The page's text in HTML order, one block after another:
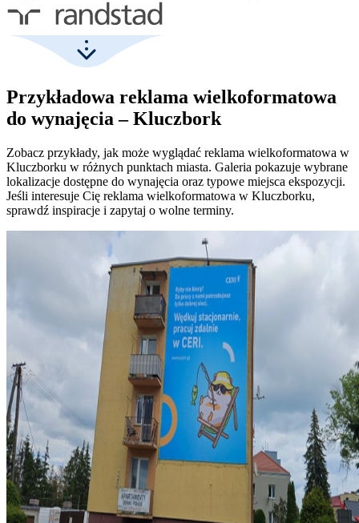
Przykładowa reklama wielkoformatowa
do wynajęcia – Kluczbork
Zobacz przykłady, jak może wyglądać reklama wielkoformatowa w
Kluczborku w różnych punktach miasta. Galeria pokazuje wybrane
lokalizacje dostępne do wynajęcia oraz typowe miejsca ekspozycji.
Jeśli interesuje Cię reklama wielkoformatowa w Kluczborku,
sprawdź inspiracje i zapytaj o wolne terminy.